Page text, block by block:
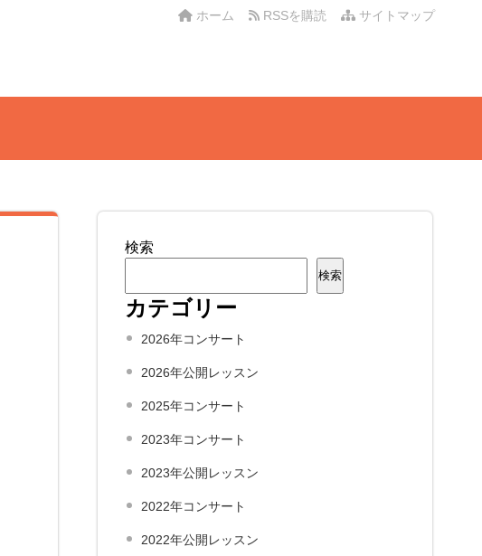
サイトマップ
RSSを購読
ホーム
検索
検索
カテゴリー
2026年コンサート
2026年公開レッスン
2025年コンサート
2023年コンサート
2023年公開レッスン
2022年コンサート
2022年公開レッスン